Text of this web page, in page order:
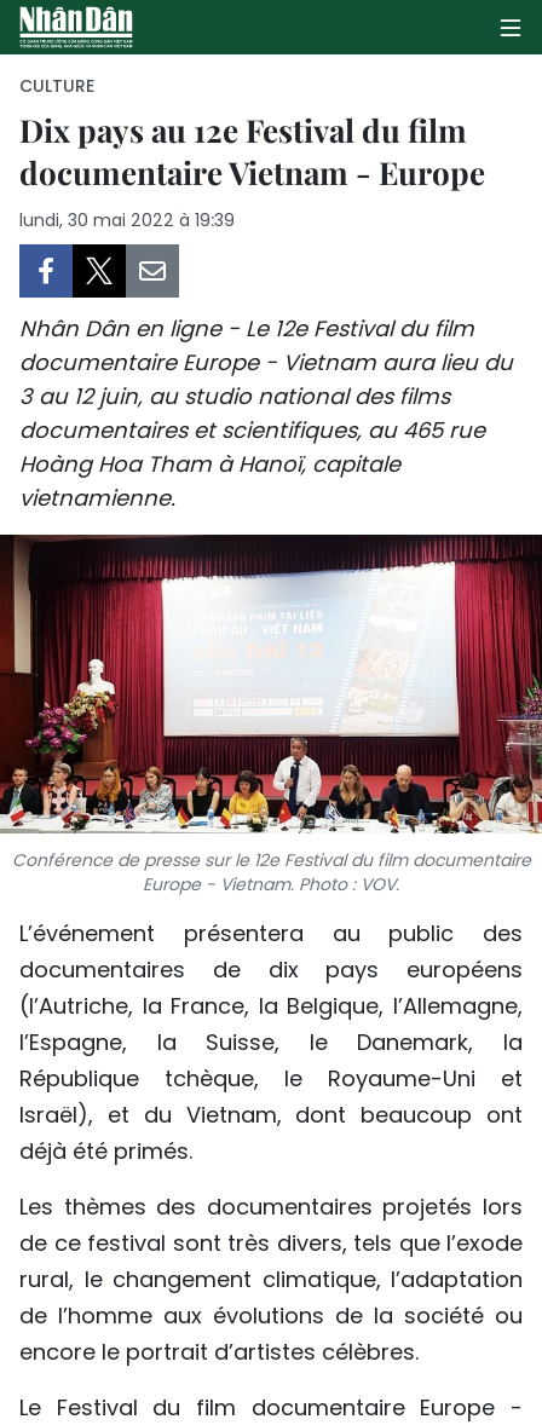
PAGE D'ACCUEIL
POLITIQUE
SOCIÉTÉ
CULTURE
TOURISME
SPORT
FRANCOPHONIE
INTERNATIONAL
MÉGASTORIE
INFOGRAPHIE
PHOTO
VIDÉO
À PROPOS DU "PEUPLE"
TIẾNG VIỆT
中文
РУССКИЙ
ESPAÑOL
CULTURE
Dix pays au 12e Festival du film
documentaire Vietnam - Europe
lundi, 30 mai 2022 à 19:39
Nhân Dân en ligne - Le 12e Festival du film
documentaire Europe - Vietnam aura lieu du
3 au 12 juin, au studio national des films
documentaires et scientifiques, au 465 rue
Hoàng Hoa Tham à Hanoï, capitale
vietnamienne.
Conférence de presse sur le 12e Festival du film documentaire
Europe - Vietnam. Photo : VOV.
L’événement présentera au public des
documentaires de dix pays européens
(l’Autriche, la France, la Belgique, l’Allemagne,
l’Espagne, la Suisse, le Danemark, la
République tchèque, le Royaume-Uni et
Israël), et du Vietnam, dont beaucoup ont
déjà été primés.
Les thèmes des documentaires projetés lors
de ce festival sont très divers, tels que l’exode
rural, le changement climatique, l’adaptation
de l’homme aux évolutions de la société ou
encore le portrait d’artistes célèbres.
Le Festival du film documentaire Europe -